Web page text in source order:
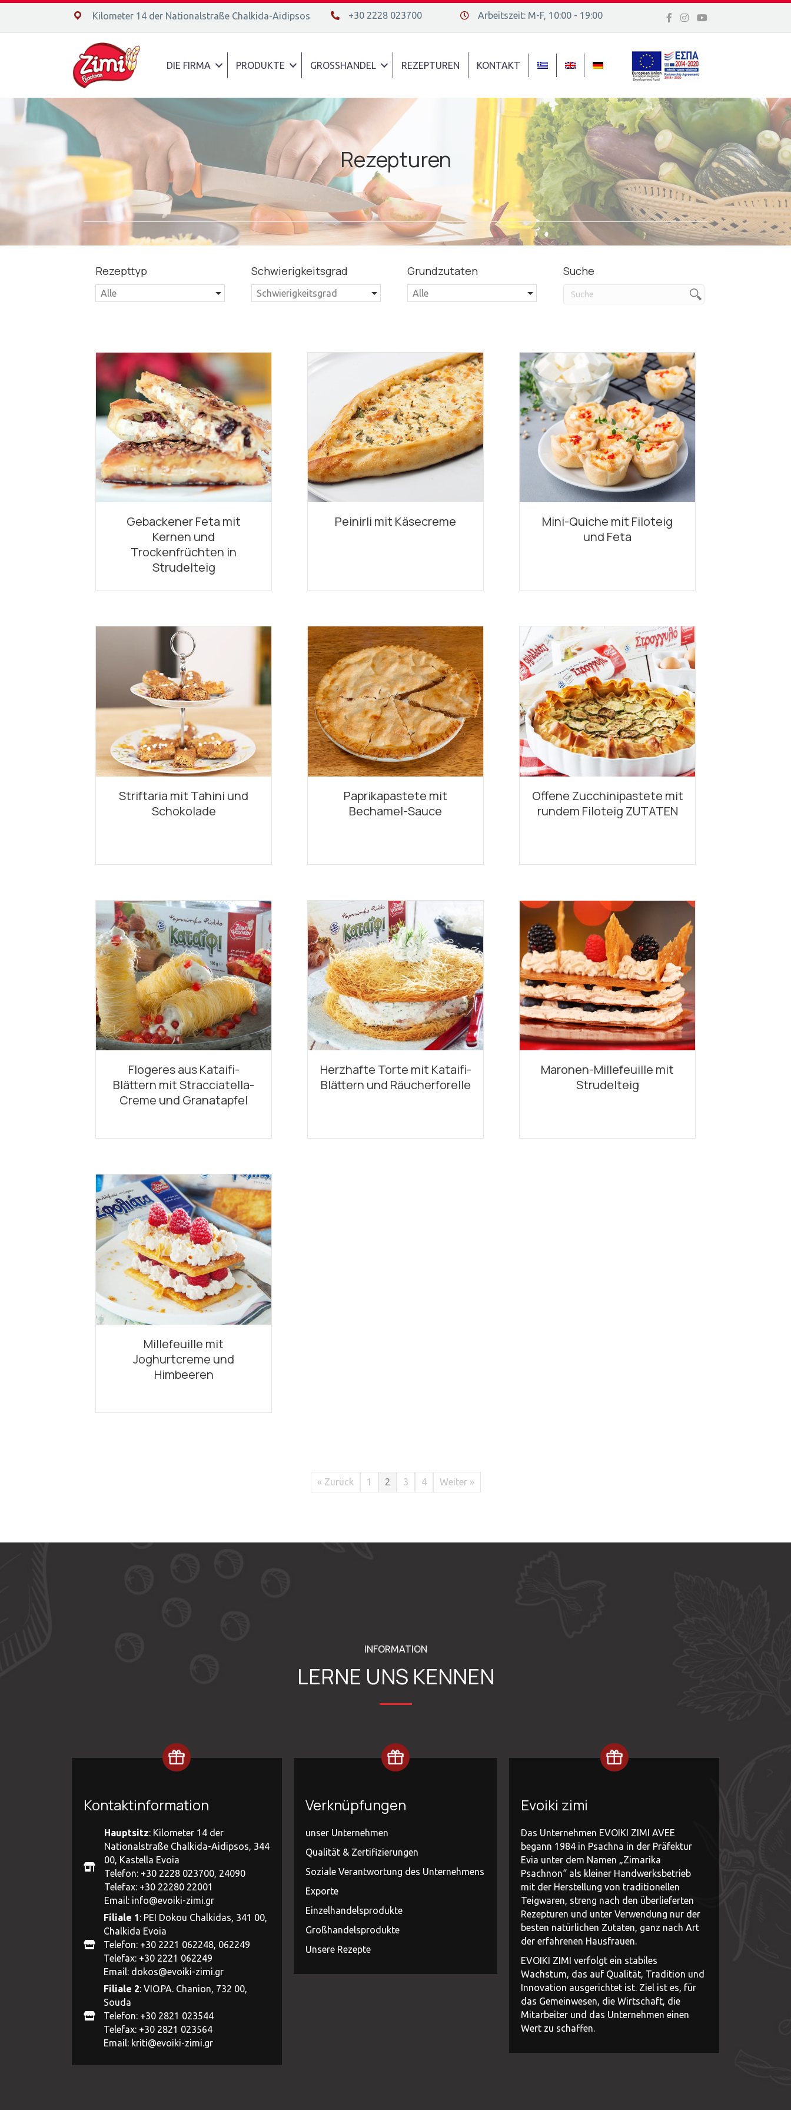
14ο χλμ. Ε.Ο. Χαλκίδας – Αιδηψού, 34400
Kilometer 14 der Nationalstraße Chalkida-Aidipsos +30 2228 023700
+30 2228 023700 Διεύθυνση οδός 16, Ελλάδα
Arbeitszeit: Μ-F, 10:00 - 19:00
DIE FIRMA PRODUKTE GROSSHANDEL REZEPTUREN KONTAKT
Rezepturen
Rezepttyp
Alle
Schwierigkeitsgrad
Schwierigkeitsgrad
Grundzutaten
Alle
Suche
Gebackener Feta mit
Kernen und
Trockenfrüchten in
Strudelteig
Peinirli mit Käsecreme
Mini-Quiche mit Filoteig
und Feta
Striftaria mit Tahini und
Schokolade
Paprikapastete mit
Bechamel-Sauce
Offene Zucchinipastete mit
rundem Filoteig ZUTATEN
Flogeres aus Kataifi-
Blättern mit Stracciatella-
Creme und Granatapfel
Herzhafte Torte mit Kataifi-
Blättern und Räucherforelle
Maronen-Millefeuille mit
Strudelteig
Millefeuille mit
Joghurtcreme und
Himbeeren
« Zurück 1 2 3 4 Weiter »
INFORMATION
LERNE UNS KENNEN
Kontaktinformation
Hauptsitz: Kilometer 14 der
Nationalstraße Chalkida-Aidipsos, 344
00, Kastella Evoia
Telefon: +30 2228 023700, 24090
Telefax: +30 22280 22001
Email: info@evoiki-zimi.gr
Filiale 1: PEI Dokou Chalkidas, 341 00,
Chalkida Evoia
Telefon: +30 2221 062248, 062249
Telefax: +30 2221 062249
Email: dokos@evoiki-zimi.gr
Filiale 2: VIO.PA. Chanion, 732 00,
Souda
Telefon: +30 2821 023544
Telefax: +30 2821 023564
Email: kriti@evoiki-zimi.gr
Verknüpfungen
unser Unternehmen
Qualität & Zertifizierungen
Soziale Verantwortung des Unternehmens
Exporte
Einzelhandelsprodukte
Großhandelsprodukte
Unsere Rezepte
Evoiki zimi
Das Unternehmen EVOIKI ZIMI AVEE
begann 1984 in Psachna in der Präfektur
Evia unter dem Namen „Zimarika
Psachnon“ als kleiner Handwerksbetrieb
mit der Herstellung von traditionellen
Teigwaren, streng nach den überlieferten
Rezepturen und unter Verwendung nur der
besten natürlichen Zutaten, ganz nach Art
der erfahrenen Hausfrauen.
EVOIKI ZIMI verfolgt ein stabiles
Wachstum, das auf Qualität, Tradition und
Innovation ausgerichtet ist. Ziel ist es, für
das Gemeinwesen, die Wirtschaft, die
Mitarbeiter und das Unternehmen einen
Wert zu schaffen.